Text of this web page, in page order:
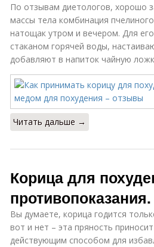
По отзывам диетологов, хорошо
массы тела комбинация
натощак утром и вечером. Для
стаканом горячей воды,
добавляют в напиток чайную
Читать дальше →
Корица для
Вы думаете, корица годится
вот и нет – эта пряность
действующим способом для